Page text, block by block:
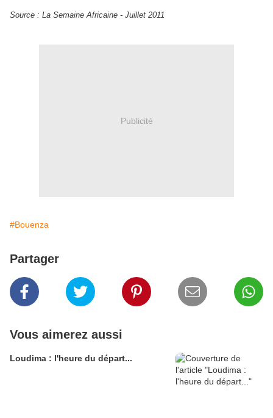
Source : La Semaine Africaine - Juillet 2011
Publicité
#Bouenza
Partager
Vous aimerez aussi
Loudima : l'heure du départ...